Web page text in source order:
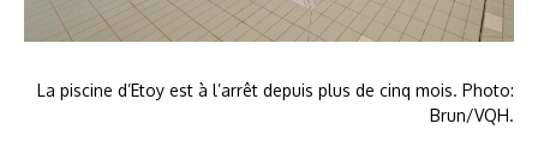
La piscine d’Etoy est à l’arrêt depuis plus de cinq mois. Photo:
Brun/VQH.